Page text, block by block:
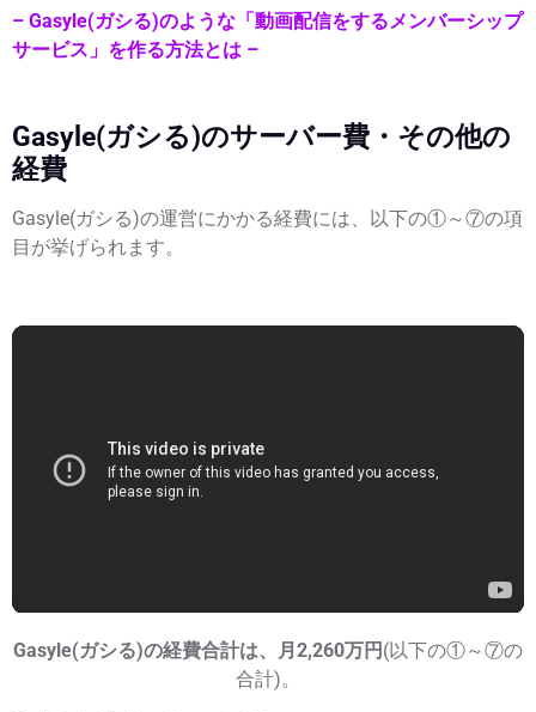
– Gasyle(ガシる)のような「動画配信をするメンバーシップ
サービス」を作る方法とは –
Gasyle(ガシる)のサーバー費・その他の
経費
Gasyle(ガシる)の運営にかかる経費には、以下の①～⑦の項
目が挙げられます。
Gasyle(ガシる)の経費合計は、月2,260万円 (以下の①～⑦の
合計)。